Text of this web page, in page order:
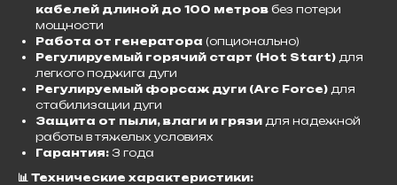
кабелей длиной до 100 метров без потери
мощности
Работа от генератора (опционально)
Регулируемый горячий старт (Hot Start) для
легкого поджига дуги
Регулируемый форсаж дуги (Arc Force) для
стабилизации дуги
Защита от пыли, влаги и грязи для надежной
работы в тяжелых условиях
Гарантия: 3 года
📊 Технические характеристики: